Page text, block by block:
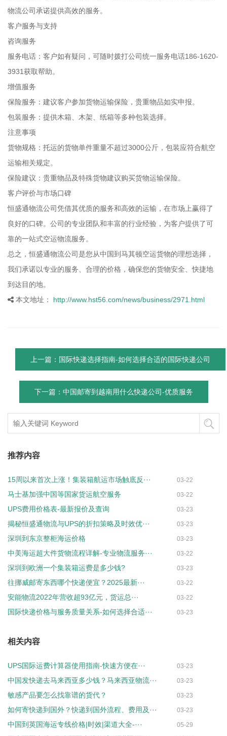
物流公司承诺提供高效的服务。
客户服务与支持
咨询服务
服务电话：客户如有疑问，可随时拨打公司统一服务电话186-1620-
3931获取帮助。
增值服务
保险服务：建议客户参加货物运输保险，贵重物品如实申报。
包装服务：提供木箱、木架、纸箱等多种包装选择。
注意事项
货物规格：托运的货物单件重量不超过3000公斤，包装应符合航空
运输相关规定。
保险建议：贵重物品及特殊货物建议购买货物运输保险。
客户评价与市场口碑
恒盛通物流公司凭借其优质的服务和高效的运输，在市场上赢得了
良好的口碑。公司的专业团队和丰富的行业经验，为客户提供了可
靠的一站式空运物流服务。
总之，恒盛通物流公司是您从中国到马其顿空运货物的理想选择，
我们承诺以专业的服务、合理的价格，确保您的货物安全、快捷地
到达目的地。
本文地址：
http://www.hst56.com/news/business/2971.html
上一篇：国际快递选择指南-如何选择合适的国际快递公司
下一篇：中国邮寄到越南用什么快递公司-优质服务
推荐内容
15周以来首次上涨！集装箱航运市场触底反··· 03-22
马士基加强中国等国家货运航空服务 03-22
UPS费用价格表-最新报价及查询 03-23
揭秘恒盛通物流与UPS的折扣策略及时效优··· 03-23
深圳到东京整柜海运价格 03-23
中美海运超大件货物流程详解-专业物流服务··· 03-22
深圳到欧洲一个集装箱运费是多少钱? 03-23
往挪威邮寄东西哪个快递便宜？2025最新··· 03-22
安能物流2022年营收超93亿元，货运总··· 03-22
国际快递价格与服务质量关系-如何选择合适··· 03-23
相关内容
UPS国际运费计算器使用指南-快速方便在··· 03-23
中国发快递去马来西亚多少钱？马来西亚物流··· 03-23
敏感产品要怎么找靠谱的货代？ 03-23
如何寄快递到国外？快递到国外流程、费用及··· 03-23
中国到英国海运专线价格|时效|渠道大全-··· 05-29